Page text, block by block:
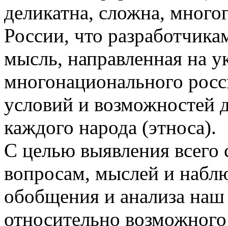
деликатна, сложна,
России, что
мысль, направленная на
многонационального
условий и возможностей
каждого народа (этноса).
С целью выявления
вопросам, мыслей и
обобщения и анализа
относительно